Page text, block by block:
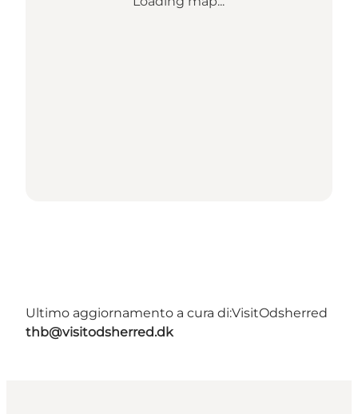
Ultimo aggiornamento a cura di:VisitOdsherred
thb@visitodsherred.dk